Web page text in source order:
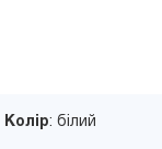
Колір: білий